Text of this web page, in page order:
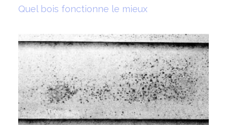
Quel bois fonctionne le mieux